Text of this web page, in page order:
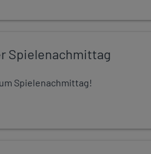
Spielenachmittag
Spielenachmittag!